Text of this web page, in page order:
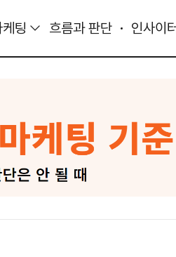
팅 흐름과 판단 인사이터